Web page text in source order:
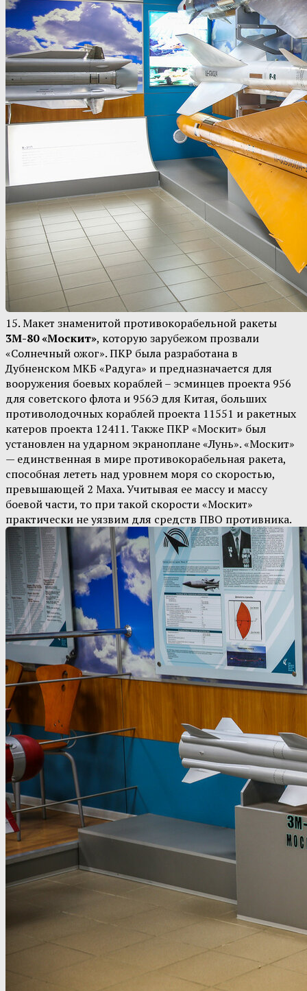
15. Макет знаменитой противокорабельной ракеты
3М-80 «Москит», которую зарубежом прозвали
«Солнечный ожог». ПКР была разработана в
Дубненском МКБ «Радуга» и предназначается для
вооружения боевых кораблей – эсминцев проекта 956
для советского флота и 956Э для Китая, больших
противолодочных кораблей проекта 11551 и ракетных
катеров проекта 12411. Также ПКР «Москит» был
установлен на ударном экраноплане «Лунь». «Москит»
— единственная в мире противокорабельная ракета,
способная лететь над уровнем моря со скоростью,
превышающей 2 Маха. Учитывая ее массу и массу
боевой части, то при такой скорости «Москит»
практически не уязвим для средств ПВО противника.